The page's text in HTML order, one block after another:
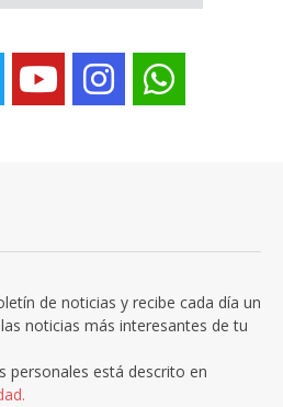
de noticias y recibe cada día un
noticias más interesantes de tu
personales está descrito en